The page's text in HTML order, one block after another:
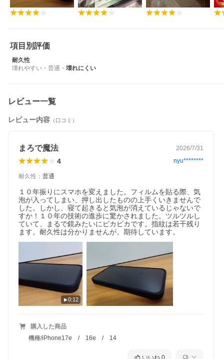
項目別評価
耐久性
壊れやすい ・ 普通 ・ 壊れにくい
レビュー一覧
レビュー内容 （口コミ）
まろで魔法 2026/7/31
4 nyu********
耐久性 ： 普通
１０年振りにスマホを変えました。フィルムを貼る際、気
泡が入ってしまい、押し出したものの上手くいきませんで
した。しかし、寝て起きると気泡が消えているじゃないで
すか！１０年の技術の進歩に驚かされました。ツルツルし
ていて、まるで鏡みたいにピカピカです。指紋は若干残り
ます。耐久性は分かりませんが、期待しています。
0:12
購入した商品
機種/iPhone17e / 16e / 14